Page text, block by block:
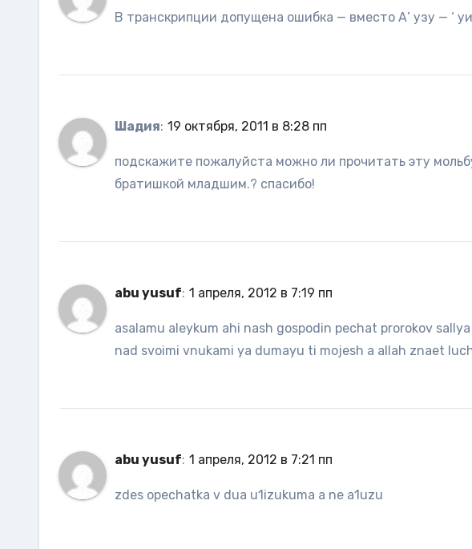
В транскрипции допущена ошибка — вместо А’ узу — ‘
Шадия: 19 октября, 2011 в 8:28 пп
подскажите пожалуйста можно ли прочитать эту
братишкой младшим.? спасибо!
abu yusuf: 1 апреля, 2012 в 7:19 пп
asalamu aleykum ahi nash gospodin pechat prorokov
nad svoimi vnukami ya dumayu ti mojesh a allah znaet
abu yusuf: 1 апреля, 2012 в 7:21 пп
zdes opechatka v dua u1izukuma a ne a1uzu